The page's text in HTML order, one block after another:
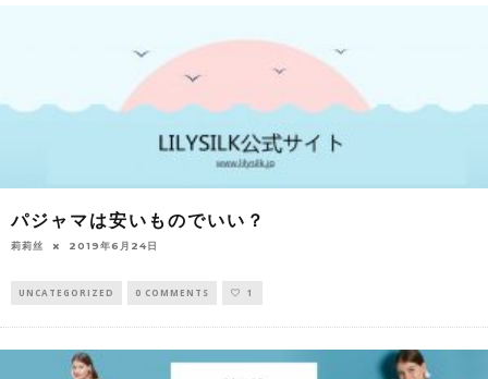
パジャマは安いものでいい？
莉莉丝 2019年6月24日
UNCATEGORIZED 0 COMMENTS 1